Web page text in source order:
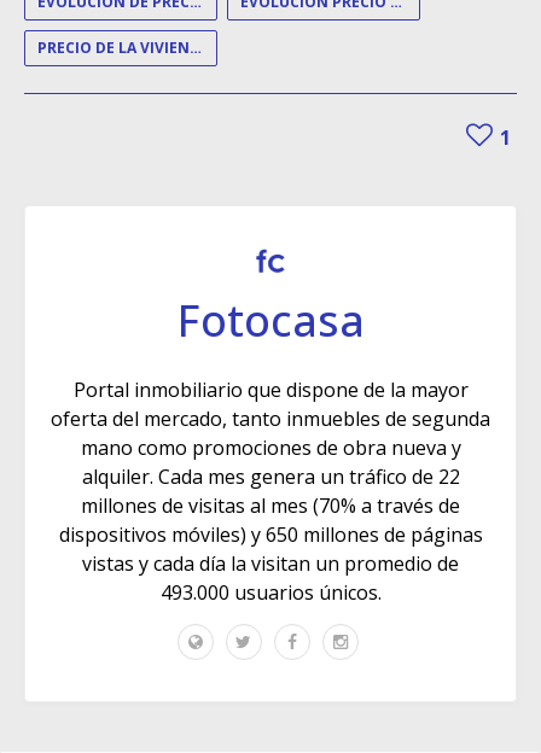
PRECIO DE LA VIVIENDA
1
Fotocasa
Portal inmobiliario que dispone de la mayor
oferta del mercado, tanto inmuebles de segunda
mano como promociones de obra nueva y
alquiler. Cada mes genera un tráfico de 22
millones de visitas al mes (70% a través de
dispositivos móviles) y 650 millones de páginas
vistas y cada día la visitan un promedio de
493.000 usuarios únicos.